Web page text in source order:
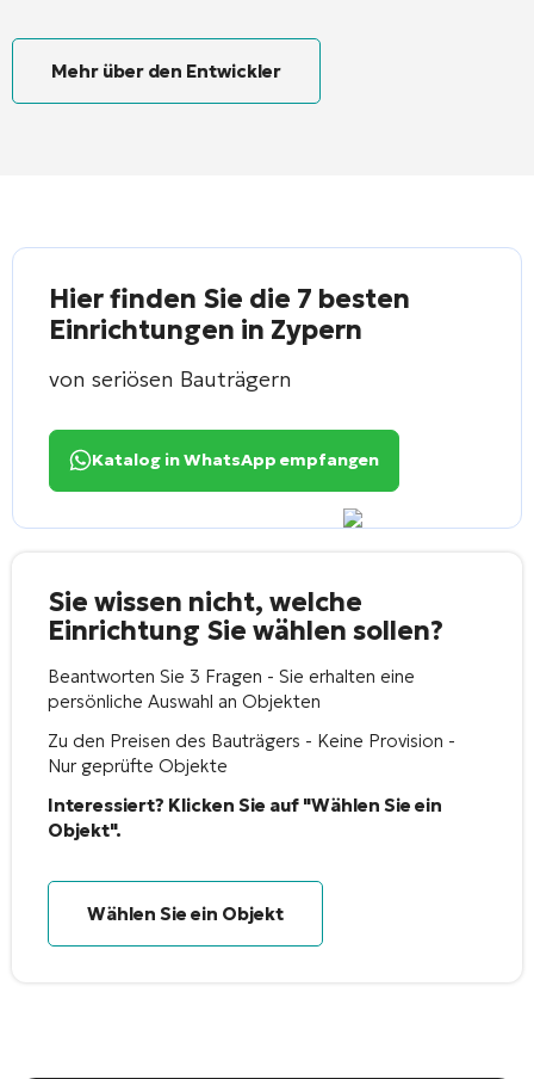
Mehr über den Entwickler
Hier finden Sie die 7 besten
Einrichtungen in Zypern
von seriösen Bauträgern
Katalog in WhatsApp empfangen
Sie wissen nicht, welche
Einrichtung Sie wählen sollen?
Beantworten Sie 3 Fragen - Sie erhalten eine
persönliche Auswahl an Objekten
Zu den Preisen des Bauträgers - Keine Provision -
Nur geprüfte Objekte
Interessiert? Klicken Sie auf "Wählen Sie ein
Objekt".
Wählen Sie ein Objekt